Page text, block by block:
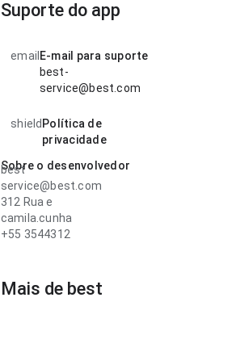
Suporte do app
email E-mail para suporte
best-
service@best.com
shield Política de
privacidade
Sobre o desenvolvedor
best
service@best.com
312 Rua e
camila.cunha
+55 3544312
Mais de best